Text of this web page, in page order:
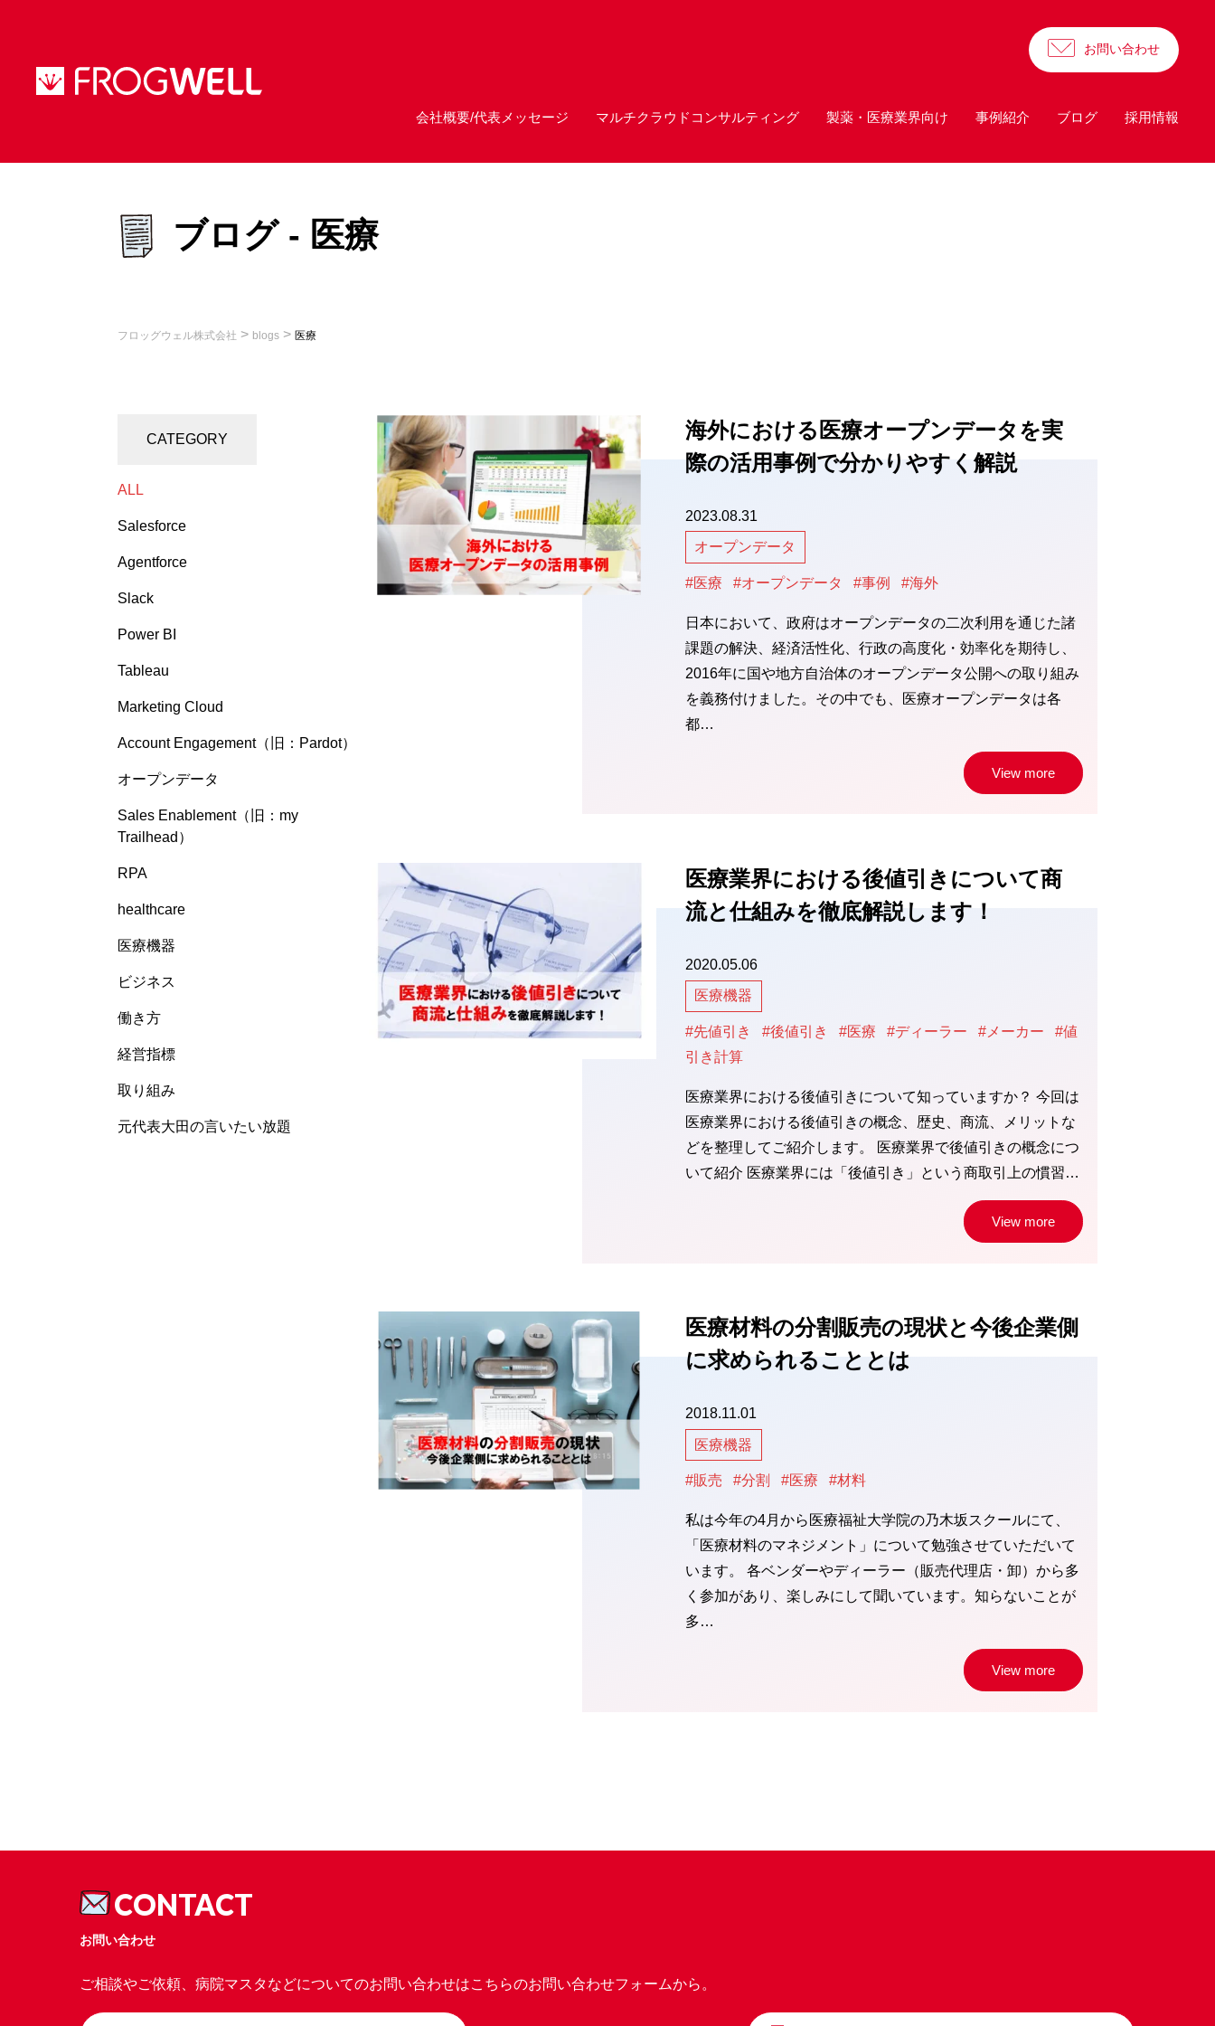
お問い合わせ
会社概要/代表メッセージ マルチクラウドコンサルティング 製薬・医療業界向け 事例紹介 ブログ 採用情報
ブログ - 医療
フロッグウェル株式会社 > blogs > 医療
CATEGORY
ALL
Salesforce
Agentforce
Slack
Power BI
Tableau
Marketing Cloud
Account Engagement（旧：Pardot）
オープンデータ
Sales Enablement（旧：my
Trailhead）
RPA
healthcare
医療機器
ビジネス
働き方
経営指標
取り組み
元代表大田の言いたい放題
海外における医療オープンデータを実
際の活用事例で分かりやすく解説
2023.08.31
オープンデータ
#医療 #オープンデータ #事例 #海外
日本において、政府はオープンデータの二次利用を通じた諸
課題の解決、経済活性化、行政の高度化・効率化を期待し、
2016年に国や地方自治体のオープンデータ公開への取り組み
を義務付けました。その中でも、医療オープンデータは各
都…
View more
医療業界における後値引きについて商
流と仕組みを徹底解説します！
2020.05.06
医療機器
#先値引き #後値引き #医療 #ディーラー #メーカー
#値
引き計算
医療業界における後値引きについて知っていますか？ 今回は
医療業界における後値引きの概念、歴史、商流、メリットな
どを整理してご紹介します。 医療業界で後値引きの概念につ
いて紹介 医療業界には「後値引き」という商取引上の慣習…
View more
医療材料の分割販売の現状と今後企業側
に求められることとは
2018.11.01
医療機器
#販売 #分割 #医療 #材料
私は今年の4月から医療福祉大学院の乃木坂スクールにて、
「医療材料のマネジメント」について勉強させていただいて
います。 各ベンダーやディーラー（販売代理店・卸）から多
く参加があり、楽しみにして聞いています。知らないことが
多…
View more
CONTACT
お問い合わせ
ご相談やご依頼、病院マスタなどについてのお問い合わせはこちらのお問い合わせフォームから。